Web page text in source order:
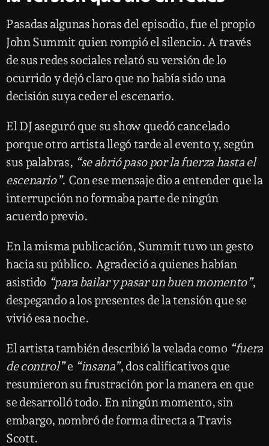
Pasadas algunas horas del episodio, fue el propio
John Summit quien rompió el silencio. A través
de sus redes sociales relató su versión de lo
ocurrido y dejó claro que no había sido una
decisión suya ceder el escenario.
El DJ aseguró que su show quedó cancelado
porque otro artista llegó tarde al evento y, según
sus palabras, “se abrió paso por la fuerza hasta el
escenario”. Con ese mensaje dio a entender que la
interrupción no formaba parte de ningún
acuerdo previo.
En la misma publicación, Summit tuvo un gesto
hacia su público. Agradeció a quienes habían
asistido “para bailar y pasar un buen momento”,
despegando a los presentes de la tensión que se
vivió esa noche.
El artista también describió la velada como “fuera
de control”e “insana”, dos calificativos que
resumieron su frustración por la manera en que
se desarrolló todo. En ningún momento, sin
embargo, nombró de forma directa a Travis
Scott.